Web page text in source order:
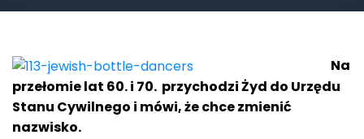
Na
przełomie lat 60. i 70. przychodzi Żyd do Urzędu
Stanu Cywilnego i mówi, że chce zmienić
nazwisko.